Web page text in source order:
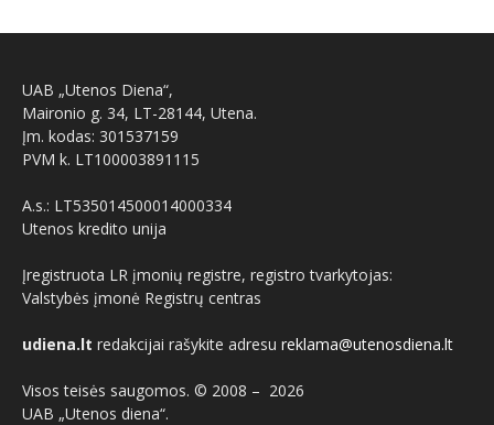
UAB „Utenos Diena“,
Maironio g. 34, LT-28144, Utena.
Įm. kodas: 301537159
PVM k. LT100003891115
A.s.: LT535014500014000334
Utenos kredito unija
Įregistruota LR įmonių registre, registro tvarkytojas:
Valstybės įmonė Registrų centras
udiena.lt redakcijai rašykite adresu reklama@utenosdiena.lt
Visos teisės saugomos. © 2008 – 2026
UAB „Utenos diena“.